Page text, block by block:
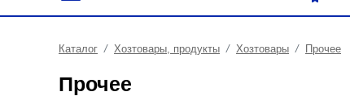
Каталог Хозтовары, продукты Хозтовары Прочее
Прочее